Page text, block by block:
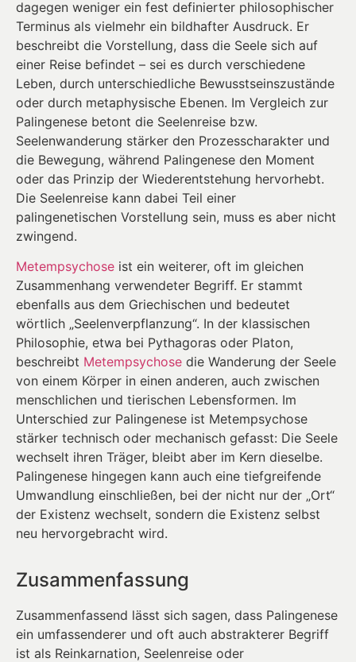
dagegen weniger ein fest definierter philosophischer
Terminus als vielmehr ein bildhafter Ausdruck. Er
beschreibt die Vorstellung, dass die Seele sich auf
einer Reise befindet – sei es durch verschiedene
Leben, durch unterschiedliche Bewusstseinszustände
oder durch metaphysische Ebenen. Im Vergleich zur
Palingenese betont die Seelenreise bzw.
Seelenwanderung stärker den Prozesscharakter und
die Bewegung, während Palingenese den Moment
oder das Prinzip der Wiederentstehung hervorhebt.
Die Seelenreise kann dabei Teil einer
palingenetischen Vorstellung sein, muss es aber nicht
zwingend.
Metempsychose ist ein weiterer, oft im gleichen
Zusammenhang verwendeter Begriff. Er stammt
ebenfalls aus dem Griechischen und bedeutet
wörtlich „Seelenverpflanzung“. In der klassischen
Philosophie, etwa bei Pythagoras oder Platon,
beschreibt Metempsychose die Wanderung der Seele
von einem Körper in einen anderen, auch zwischen
menschlichen und tierischen Lebensformen. Im
Unterschied zur Palingenese ist Metempsychose
stärker technisch oder mechanisch gefasst: Die Seele
wechselt ihren Träger, bleibt aber im Kern dieselbe.
Palingenese hingegen kann auch eine tiefgreifende
Umwandlung einschließen, bei der nicht nur der „Ort“
der Existenz wechselt, sondern die Existenz selbst
neu hervorgebracht wird.
Zusammenfassung
Zusammenfassend lässt sich sagen, dass Palingenese
ein umfassenderer und oft auch abstrakterer Begriff
ist als Reinkarnation, Seelenreise oder